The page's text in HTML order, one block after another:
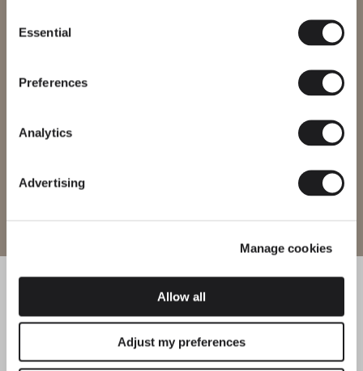
Selection
Essential
Preferences
Analytics
Advertising
Manage cookies
Allow all
Adjust my preferences
THE EDIT ENTDECKEN Alles lesen
Bitte wählen Sie die richtige Website für Ihre Region, um
sicherzustellen, dass alle verfügbaren Produkte den lokalen
einige Produkte möglicherweise nicht in jeder Region verfügbar
Region ändern